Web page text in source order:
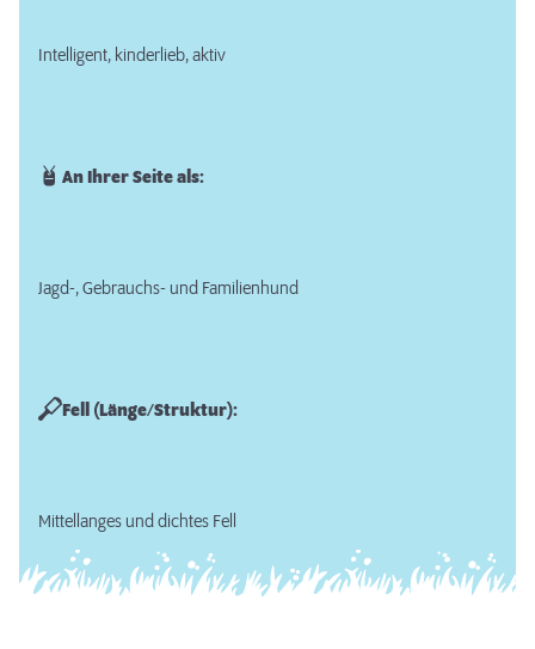
Intelligent, kinderlieb, aktiv
An Ihrer Seite als:
Jagd-, Gebrauchs- und Familienhund
Fell (Länge/Struktur):
Mittellanges und dichtes Fell